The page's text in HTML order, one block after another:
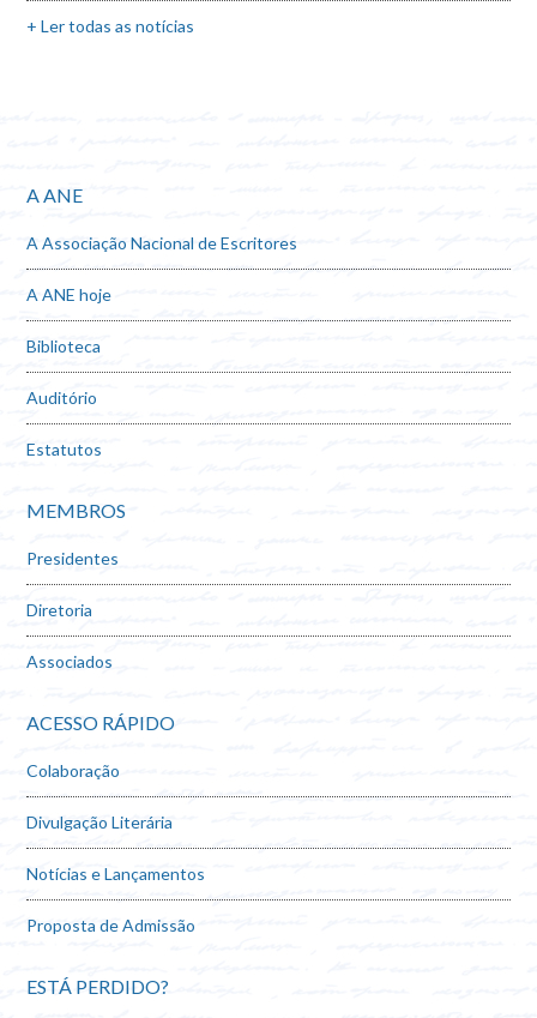
+ Ler todas as notícias
A ANE
A Associação Nacional de Escritores
A ANE hoje
Biblioteca
Auditório
Estatutos
MEMBROS
Presidentes
Diretoria
Associados
ACESSO RÁPIDO
Colaboração
Divulgação Literária
Notícias e Lançamentos
Proposta de Admissão
ESTÁ PERDIDO?